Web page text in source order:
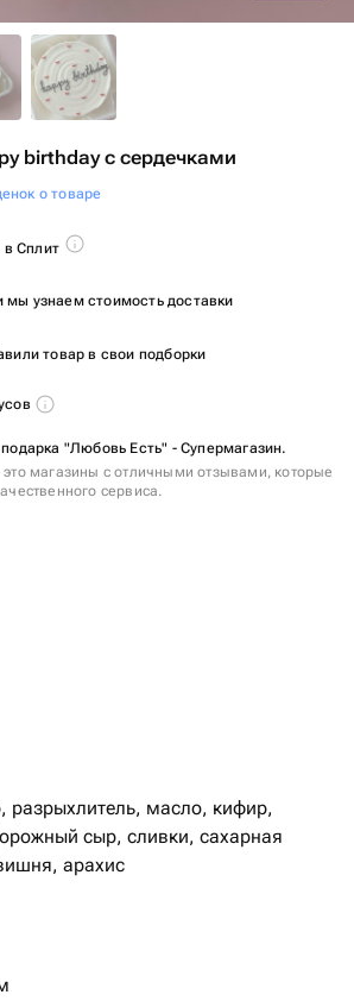
birthday с сердечками
о товаре
в Сплит
мы узнаем стоимость доставки
товар в свои подборки
"Любовь Есть" - Супермагазин.
магазины с отличными отзывами, которые
сервиса.
разрыхлитель, масло, кифир,
сыр, сливки, сахарная
арахис